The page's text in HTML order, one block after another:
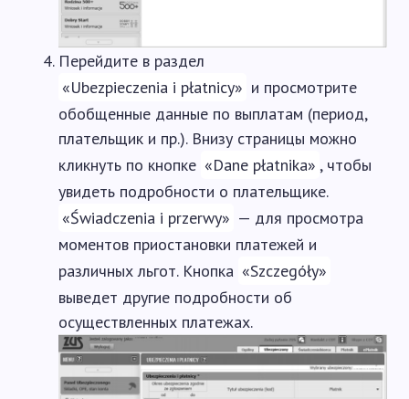
Перейдите в раздел
«Ubezpieczenia i płatnicy» и просмотрите
обобщенные данные по выплатам (период,
плательщик и пр.). Внизу страницы можно
кликнуть по кнопке «Dane płatnika» , чтобы
увидеть подробности о плательщике.
«Świadczenia i przerwy» — для просмотра
моментов приостановки платежей и
различных льгот. Кнопка «Szczegóły»
выведет другие подробности об
осуществленных платежах.